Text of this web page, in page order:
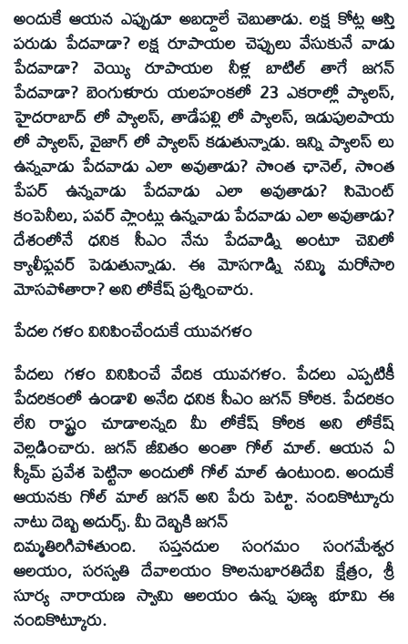
అందుకే ఆయన ఎప్పుడూ అబద్దాలే చెబుతాడు. లక్ష కోట్ల ఆస్తి
పరుడు పేదవాడా? లక్ష రూపాయల చెప్పులు వేసుకునే వాడు
పేదవాడా? వెయ్యి రూపాయల నీళ్ల బాటిల్ తాగే జగన్
పేదవాడా? బెంగుళూరు యలహంకలో 23 ఎకరాల్లో ప్యాలస్,
హైదరాబాద్ లో ప్యాలస్, తాడేపల్లి లో ప్యాలస్, ఇడుపులపాయ
లో ప్యాలస్, వైజాగ్ లో ప్యాలస్ కడుతున్నాడు. ఇన్ని ప్యాలస్ లు
ఉన్నవాడు పేదవాడు ఎలా అవుతాడు? సొంత ఛానెల్, సొంత
పేపర్ ఉన్నవాడు పేదవాడు ఎలా అవుతాడు? సిమెంట్
కంపెనీలు, పవర్ ప్లాంట్లు ఉన్నవాడు పేదవాడు ఎలా అవుతాడు?
దేశంలోనే ధనిక సీఎం నేను పేదవాడ్ని అంటూ చెవిలో
క్యాలీఫ్లవర్ పెడుతున్నాడు. ఈ మోసగాడ్ని నమ్మి మరోసారి
మోసపోతారా? అని లోకేష్ ప్రశ్నించారు.
పేదల గళం వినిపించేందుకే యువగళం
పేదలు గళం వినిపించే వేదిక యువగళం. పేదలు ఎప్పటికీ
పేదరికంలో ఉండాలి అనేది ధనిక సీఎం జగన్ కోరిక. పేదరికం
లేని రాష్ట్రం చూడాలన్నది మీ లోకేష్ కోరిక అని లోకేష్
వెల్లడించారు. జగన్ జీవితం అంతా గోల్ మాల్. ఆయన ఏ
స్కీమ్ ప్రవేశ పెట్టినా అందులో గోల్ మాల్ ఉంటుంది. అందుకే
ఆయనకు గోల్ మాల్ జగన్ అని పేరు పెట్టా. నందికొట్కూరు
నాటు దెబ్బ అదుర్స్. మీ దెబ్బకి జగన్
దిమ్మతిరిగిపోతుంది. సప్తనదుల సంగమం సంగమేశ్వర
ఆలయం, సరస్వతి దేవాలయం కొలనుభారతిదేవి క్షేత్రం, శ్రీ
సూర్య నారాయణ స్వామి ఆలయం ఉన్న పుణ్య భూమి ఈ
నందికొట్కూరు.